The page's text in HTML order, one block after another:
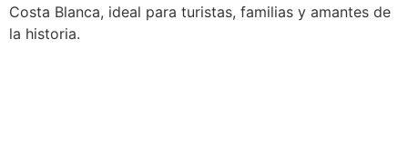
Costa Blanca, ideal para turistas, familias y amantes de
la historia.